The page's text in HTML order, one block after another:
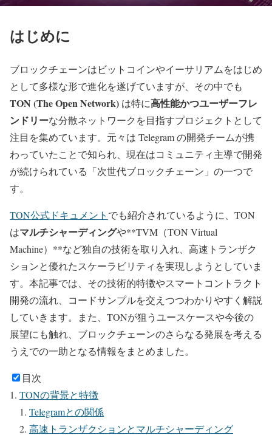
はじめに
ブロックチェーンはビットコインやイーサリアムをはじめ
として多様な形で進化を遂げていますが、その中でも
TON (The Open Network) は特に高性能かつユーザーフレ
ンドリーな分散ネットワークを目指すプロジェクトとして
注目を集めています。元々は Telegram の開発チームが携
わっていたことで知られ、現在はコミュニティ主導で開発
が続けられている「次世代ブロックチェーン」の一つで
す。
TON公式ドキュメント でも紹介されているように、TON
はマルチシャーディングや**TVM（TON Virtual
Machine）**など独自の技術を取り入れ、高速トランザク
ションと優れたスケーラビリティを実現しようとしていま
す。本記事では、その技術的特徴やスマートコントラクト
開発の流れ、コードサンプルを交えつつわかりやすく解説
していきます。また、TONが狙うユースケースや今後の
展望にも触れ、ブロックチェーンのさらなる発展を考える
うえでの一助となる情報をまとめました。
目次
TONの背景と特徴
Telegramとの関係
高速トランザクションとマルチシャーディング